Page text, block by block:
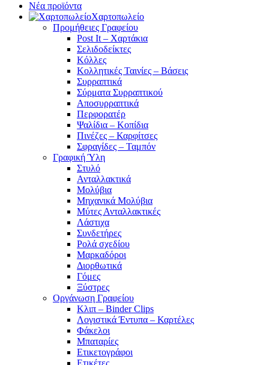
Νέα προϊόντα
Χαρτοπωλείο
Προμήθειες Γραφείου
Post It – Χαρτάκια
Σελιδοδείκτες
Κόλλες
Κολλητικές Ταινίες – Βάσεις
Συρραπτικά
Σύρματα Συρραπτικού
Αποσυρραπτικά
Περφορατέρ
Ψαλίδια – Κοπίδια
Πινέζες – Καρφίτσες
Σφραγίδες – Ταμπόν
Γραφική Ύλη
Στυλό
Ανταλλακτικά
Μολύβια
Μηχανικά Μολύβια
Μύτες Ανταλλακτικές
Λάστιχα
Συνδετήρες
Ρολά σχεδίου
Μαρκαδόροι
Διορθωτικά
Γόμες
Ξύστρες
Οργάνωση Γραφείου
Κλιπ – Binder Clips
Λογιστικά Έντυπα – Καρτέλες
Φάκελοι
Μπαταρίες
Ετικετογράφοι